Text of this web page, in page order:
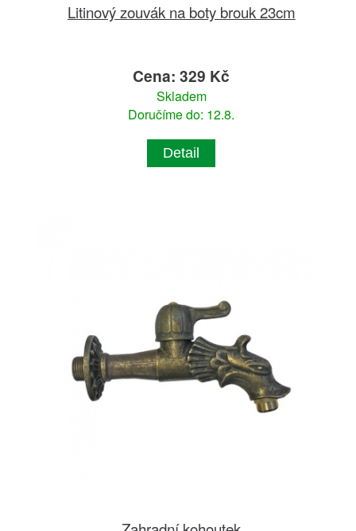
Litinový zouvák na boty brouk 23cm
Cena: 329 Kč
Skladem
Doručíme do: 12.8.
Detail